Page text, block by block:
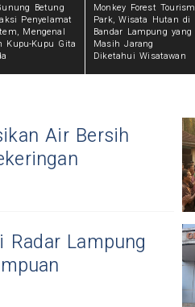
Betung
Penyelamat
Mengenal
Kupu-Kupu Gita
Monkey Forest Tourism
Park, Wisata Hutan di
Bandar Lampung yang
Masih Jarang
Diketahui Wisatawan
Air Bersih
Radar Lampung